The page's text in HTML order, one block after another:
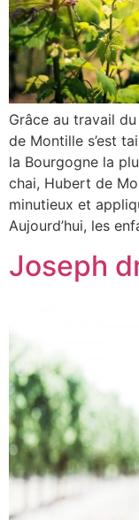
Grâce au travail
de Montille s’est
la Bourgogne la
chai, Hubert de
minutieux et
Aujourd’hui, les
Joseph